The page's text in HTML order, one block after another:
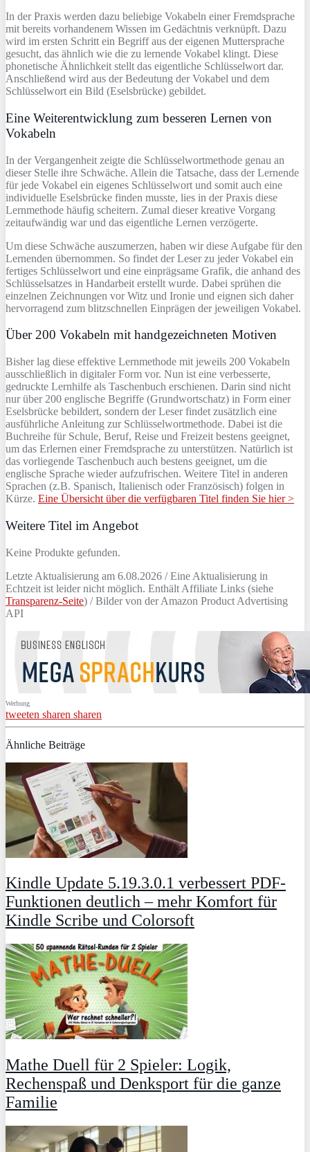
In der Praxis werden dazu beliebige Vokabeln einer Fremdsprache
mit bereits vorhandenem Wissen im Gedächtnis verknüpft. Dazu
wird im ersten Schritt ein Begriff aus der eigenen Muttersprache
gesucht, das ähnlich wie die zu lernende Vokabel klingt. Diese
phonetische Ähnlichkeit stellt das eigentliche Schlüsselwort dar.
Anschließend wird aus der Bedeutung der Vokabel und dem
Schlüsselwort ein Bild (Eselsbrücke) gebildet.
Eine Weiterentwicklung zum besseren Lernen von
Vokabeln
In der Vergangenheit zeigte die Schlüsselwortmethode genau an
dieser Stelle ihre Schwäche. Allein die Tatsache, dass der Lernende
für jede Vokabel ein eigenes Schlüsselwort und somit auch eine
individuelle Eselsbrücke finden musste, lies in der Praxis diese
Lernmethode häufig scheitern. Zumal dieser kreative Vorgang
zeitaufwändig war und das eigentliche Lernen verzögerte.
Um diese Schwäche auszumerzen, haben wir diese Aufgabe für den
Lernenden übernommen. So findet der Leser zu jeder Vokabel ein
fertiges Schlüsselwort und eine einprägsame Grafik, die anhand des
Schlüsselsatzes in Handarbeit erstellt wurde. Dabei sprühen die
einzelnen Zeichnungen vor Witz und Ironie und eignen sich daher
hervorragend zum blitzschnellen Einprägen der jeweiligen Vokabel.
Über 200 Vokabeln mit handgezeichneten Motiven
Bisher lag diese effektive Lernmethode mit jeweils 200 Vokabeln
ausschließlich in digitaler Form vor. Nun ist eine verbesserte,
gedruckte Lernhilfe als Taschenbuch erschienen. Darin sind nicht
nur über 200 englische Begriffe (Grundwortschatz) in Form einer
Eselsbrücke bebildert, sondern der Leser findet zusätzlich eine
ausführliche Anleitung zur Schlüsselwortmethode. Dabei ist die
Buchreihe für Schule, Beruf, Reise und Freizeit bestens geeignet,
um das Erlernen einer Fremdsprache zu unterstützen. Natürlich ist
das vorliegende Taschenbuch auch bestens geeignet, um die
englische Sprache wieder aufzufrischen. Weitere Titel in anderen
Sprachen (z.B. Spanisch, Italienisch oder Französisch) folgen in
Kürze. Eine Übersicht über die verfügbaren Titel finden Sie hier >
Weitere Titel im Angebot
Keine Produkte gefunden.
Letzte Aktualisierung am 6.08.2026 / Eine Aktualisierung in
Echtzeit ist leider nicht möglich. Enthält Affiliate Links (siehe
Transparenz-Seite) / Bilder von der Amazon Product Advertising
API
Werbung
tweeten sharen sharen
Ähnliche Beiträge
Kindle Update 5.19.3.0.1 verbessert PDF-
Funktionen deutlich – mehr Komfort für
Kindle Scribe und Colorsoft
Mathe Duell für 2 Spieler: Logik,
Rechenspaß und Denksport für die ganze
Familie